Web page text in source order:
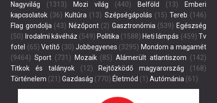
Nagyvilág (1313) Mozi világ (440) Belföld (13)
Emberi
kapcsolatok (36) Kultúra (13) Szépségápolás (15) Tereb (146)
Flag gondolja (43) Nézőpont(2) Gasztronómia (539) Egészség
(50) Irodalmi kávéház (549) Politika (1588) Heti lámpás (459) Tv
fotel (65) Vetítő (30) Jobbegyenes (3295) Mondom a magamét
(9464) Sport (731) Mozaik(85) Alámerült atlantiszom (142)
Titkok és talányok(12) Rejtőzködő magyarország (168)
Történelem (21) Gazdaság (770) Életmód (1) Autómánia (61)